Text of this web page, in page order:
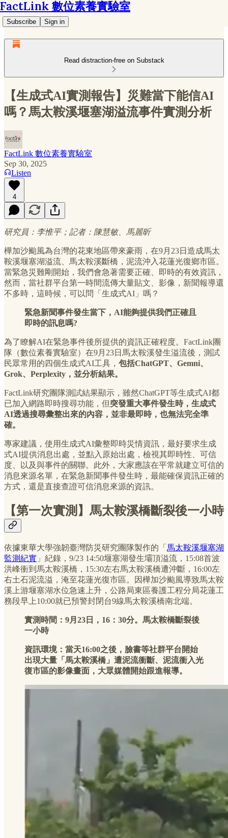
FactLink 數位素養實驗室
Subscribe Sign in
Read distraction-free on Substack
【生成式AI實測報告】災難當下能信AI
嗎？馬太鞍溪堰塞湖溢流事件實測分析
FactLink 數位素養實驗室
Sep 30, 2025
Listen
4
研究員：李惟平；記者：陳慧敏、馬麗昕
樺加沙颱風為台灣的花東地區帶來豪雨，在9月23日造成馬太
鞍溪堰塞湖溢流、馬太鞍溪斷橋，泥流沖入花蓮光復鄉市區。
當緊急災難剛開始，我們會急著需要正確、即時的有效資訊，
然而，當社群平台第一時間流傳大量貼文、影像，新聞報導還
不多時，這時候，可以問「生成式AI」嗎？
緊急新聞事件發生當下，AI能夠提供我們正確且
即時的訊息嗎?
為了瞭解AI在緊急事件後所提供的資訊正確程度。FactLink團
隊（數位素養實驗室）在9月23日馬太鞍溪發生溢流後，測試
民眾常用的四個生成式AI工具， 包括ChatGPT、Gemni、
Grok、Perplexity，並分析結果。
FactLink研究團隊測試結果顯示，雖然ChatGPT等生成式AI都
已加入網路即時搜尋功能，但突發重大事件發生時，生成式
AI透過搜尋彙整出來的內容，並非最即時，也無法完全準
確。
專家建議，使用生成式AI彙整即時災情資訊，最好要求生成
式AI提供消息出處，並點入原始出處，檢視其即時性、可信
度、以及與事件的關聯。此外，大家應該在平常就建立可信的
消息來源名單，在緊急新聞事件發生時，最能確保資訊正確的
方式，還是直接查證可信消息來源的資訊。
【第一次實測】馬太鞍溪橋斷裂後一小時
依據東華大學強韌臺灣防災研究團隊製作的「 馬太鞍溪堰塞湖
監測紀實 」紀錄，9/23 14:50堰塞湖發生壩頂溢流，15:08首波
洪峰衝到馬太鞍溪橋，15:30左右馬太鞍溪橋遭沖斷，16:00左
右土石泥流溢，淹至花蓮光復市區。因樺加沙颱風導致馬太鞍
溪上游堰塞湖水位急速上升，公路局東區養護工程分局花蓮工
務段早上10:00就已預警封閉台9線馬太鞍溪橋南北端。
實測時間：9月23日，16：30分。馬太鞍橋斷裂後
一小時
資訊環境：當天16:00之後，臉書等社群平台開始
出現大量「馬太鞍溪橋」遭泥流衝斷、泥流衝入光
復市區的影像畫面，大眾媒體開始跟進報導。